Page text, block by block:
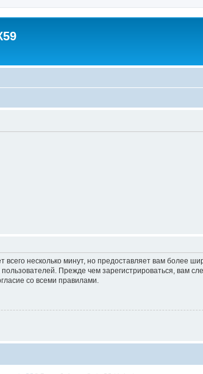
несколько минут, но предоставляет вам более
Прежде чем зарегистрироваться, вам
со всеми правилами.